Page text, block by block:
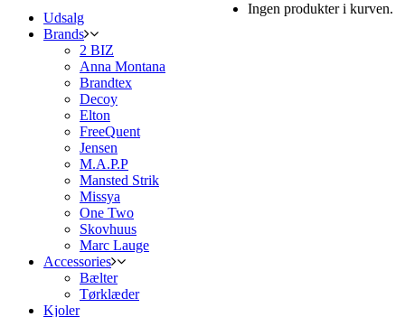
Ingen produkter i kurven.
Udsalg
Brands
2 BIZ
Anna Montana
Brandtex
Decoy
Elton
FreeQuent
Jensen
M.A.P.P
Mansted Strik
Missya
One Two
Skovhuus
Marc Lauge
Accessories
Bælter
Tørklæder
Kjoler